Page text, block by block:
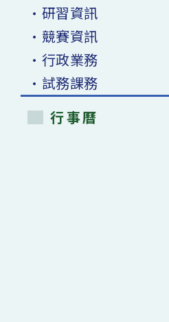
•研習資訊
•競賽資訊
•行政業務
•試務課務
行事曆